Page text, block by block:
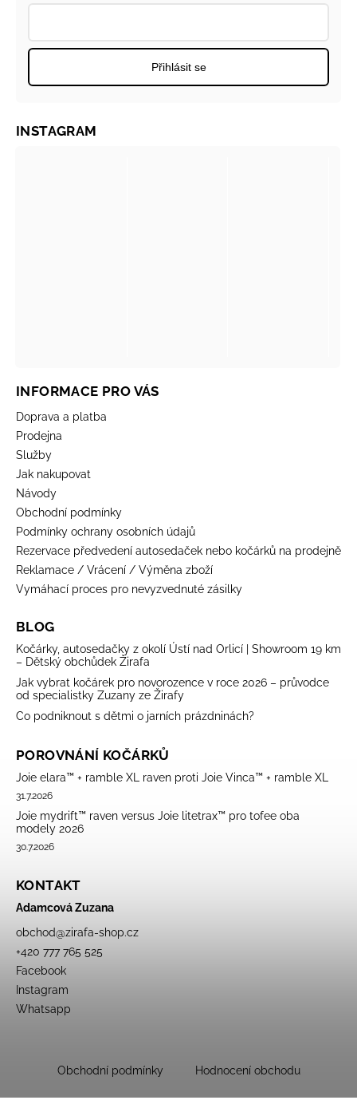
Přihlásit se
INFORMACE PRO VÁS
Doprava a platba
Prodejna
Služby
Jak nakupovat
Návody
Obchodní podmínky
Podmínky ochrany osobních údajů
Rezervace předvedení autosedaček nebo kočárků na prodejně
Reklamace / Vrácení / Výměna zboží
Vymáhací proces pro nevyzvednuté zásilky
BLOG
Kočárky, autosedačky z okolí Ústí nad Orlicí | Showroom 19 km
– Dětský obchůdek Žirafa
Jak vybrat kočárek pro novorozence v roce 2026 – průvodce
od specialistky Zuzany ze Žirafy
Co podniknout s dětmi o jarních prázdninách?
POROVNÁNÍ KOČÁRKŮ
Joie elara™ + ramble XL raven proti Joie Vinca™ + ramble XL
31.7.2026
Joie mydrift™ raven versus Joie litetrax™ pro tofee oba
modely 2026
30.7.2026
KONTAKT
Adamcová Zuzana
obchod@zirafa-shop.cz
+420 777 765 525
Facebook
Instagram
Whatsapp
INSTAGRAM
Obchodní podmínky Hodnocení obchodu